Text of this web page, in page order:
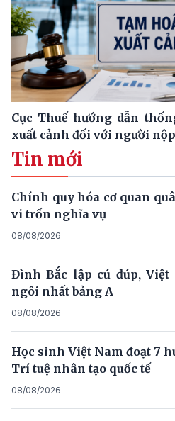
Cục Thuế hướng dẫn
xuất cảnh đối với người
Tin mới
Chính quy hóa cơ quan
vi trốn nghĩa vụ
08/08/2026
Đình Bắc lập cú đúp,
ngôi nhất bảng A
08/08/2026
Học sinh Việt Nam đoạt 7
Trí tuệ nhân tạo quốc tế
08/08/2026